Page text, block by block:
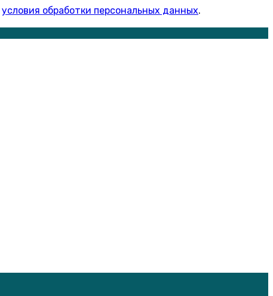
условия обработки персональных данных.